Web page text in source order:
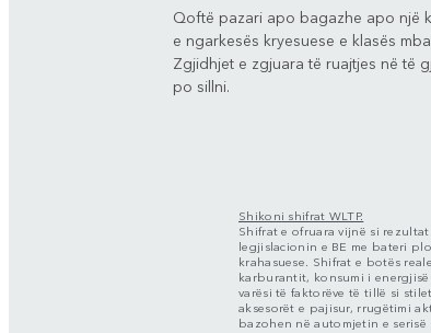
Qoftë pazari apo bagazhe apo një
e ngarkesës kryesuese e klasës
Zgjidhjet e zgjuara të ruajtjes në të
po sillni.
Shikoni shifrat WLTP.
Shifrat e ofruara vijnë si
legjislacionin e BE me bateri
krahasuese. Shifrat e botës
karburantit, konsumi i
varësi të faktorëve të tillë si
aksesorët e pajisur, rrugëtimi
bazohen në automjetin e